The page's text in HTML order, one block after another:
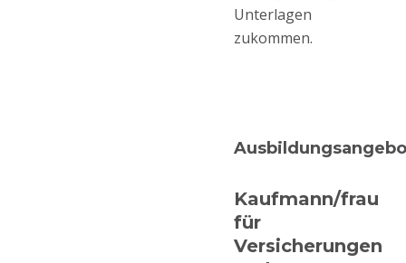
Unterlagen
zukommen.
Kaufmann/frau
für
Versicherungen